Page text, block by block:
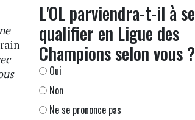
L'OL parviendra-t-il à se
qualifier en Ligue des
Champions selon vous ?
Oui
Non
Ne se prononce pas